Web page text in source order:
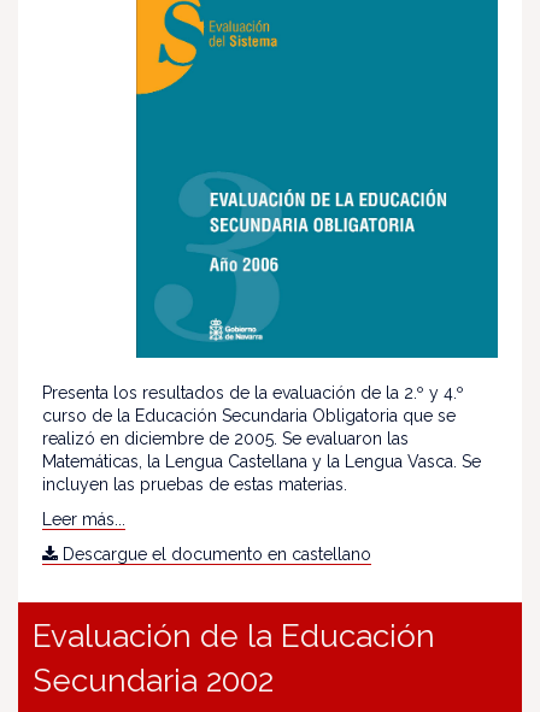
Presenta los resultados de la evaluación de la 2.º y 4.º
curso de la Educación Secundaria Obligatoria que se
realizó en diciembre de 2005. Se evaluaron las
Matemáticas, la Lengua Castellana y la Lengua Vasca. Se
incluyen las pruebas de estas materias.
Leer más...
Descargue el documento en castellano
Evaluación de la Educación
Secundaria 2002